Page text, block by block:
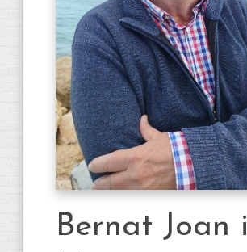
Bernat Joan i